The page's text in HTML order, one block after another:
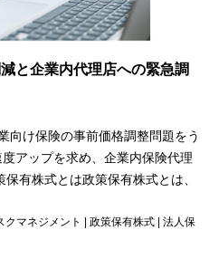
と企業内代理店への緊急調
向け保険の事前価格調整問題をう
アップを求め、企業内保険代理
有株式とは政策保有株式とは、
クマネジメント | 政策保有株式 | 法人保